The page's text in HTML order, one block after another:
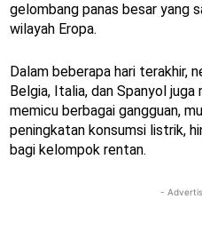
gelombang panas besar yang
wilayah Eropa.
Dalam beberapa hari terakhir,
Belgia, Italia, dan Spanyol
memicu berbagai gangguan,
peningkatan konsumsi listrik,
bagi kelompok rentan.
-